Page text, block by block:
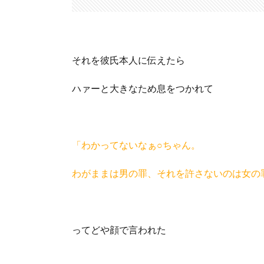
それを彼氏本人に伝えたら
ハァーと大きなため息をつかれて
「わかってないなぁ○ちゃん。
わがままは男の罪、それを許さないのは女の
ってどや顔で言われた